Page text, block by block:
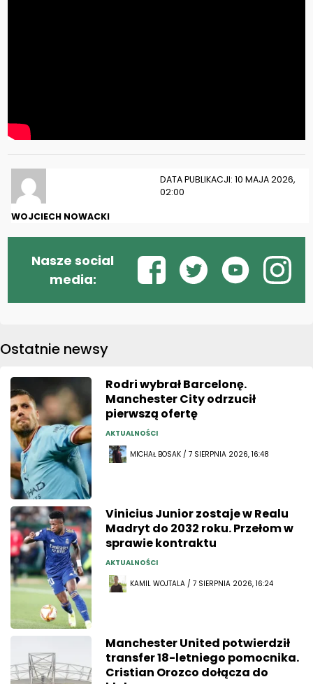
DATA PUBLIKACJI: 10 MAJA 2026,
02:00
WOJCIECH NOWACKI
Nasze social
media:
Ostatnie newsy
Rodri wybrał Barcelonę.
Manchester City odrzucił
pierwszą ofertę
AKTUALNOŚCI
MICHAŁ BOSAK / 7 SIERPNIA 2026, 16:48
Vinicius Junior zostaje w Realu
Madryt do 2032 roku. Przełom w
sprawie kontraktu
AKTUALNOŚCI
KAMIL WOJTALA / 7 SIERPNIA 2026, 16:24
Manchester United potwierdził
transfer 18-letniego pomocnika.
Cristian Orozco dołącza do